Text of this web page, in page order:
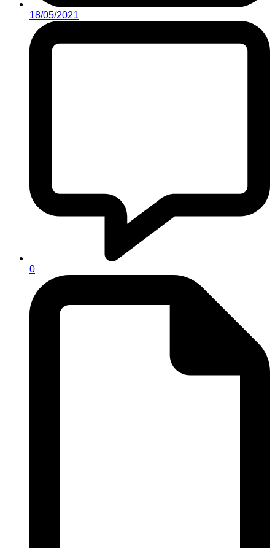
18/05/2021
0